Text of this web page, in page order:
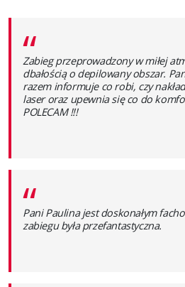
“
Zabieg przeprowadzony w miłej
dbałością o depilowany obszar.
razem informuje co robi, czy
laser oraz upewnia się co do
POLECAM !!!
“
Pani Paulina jest doskonałym
zabiegu była przefantastyczna.